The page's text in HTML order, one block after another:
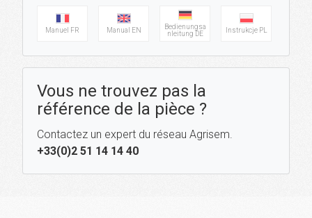
Manuel FR Manual EN
Bedienungsa
nleitung DE
Instrukcje PL
Vous ne trouvez pas la
référence de la pièce ?
Contactez un expert du réseau Agrisem.
+33(0)2 51 14 14 40